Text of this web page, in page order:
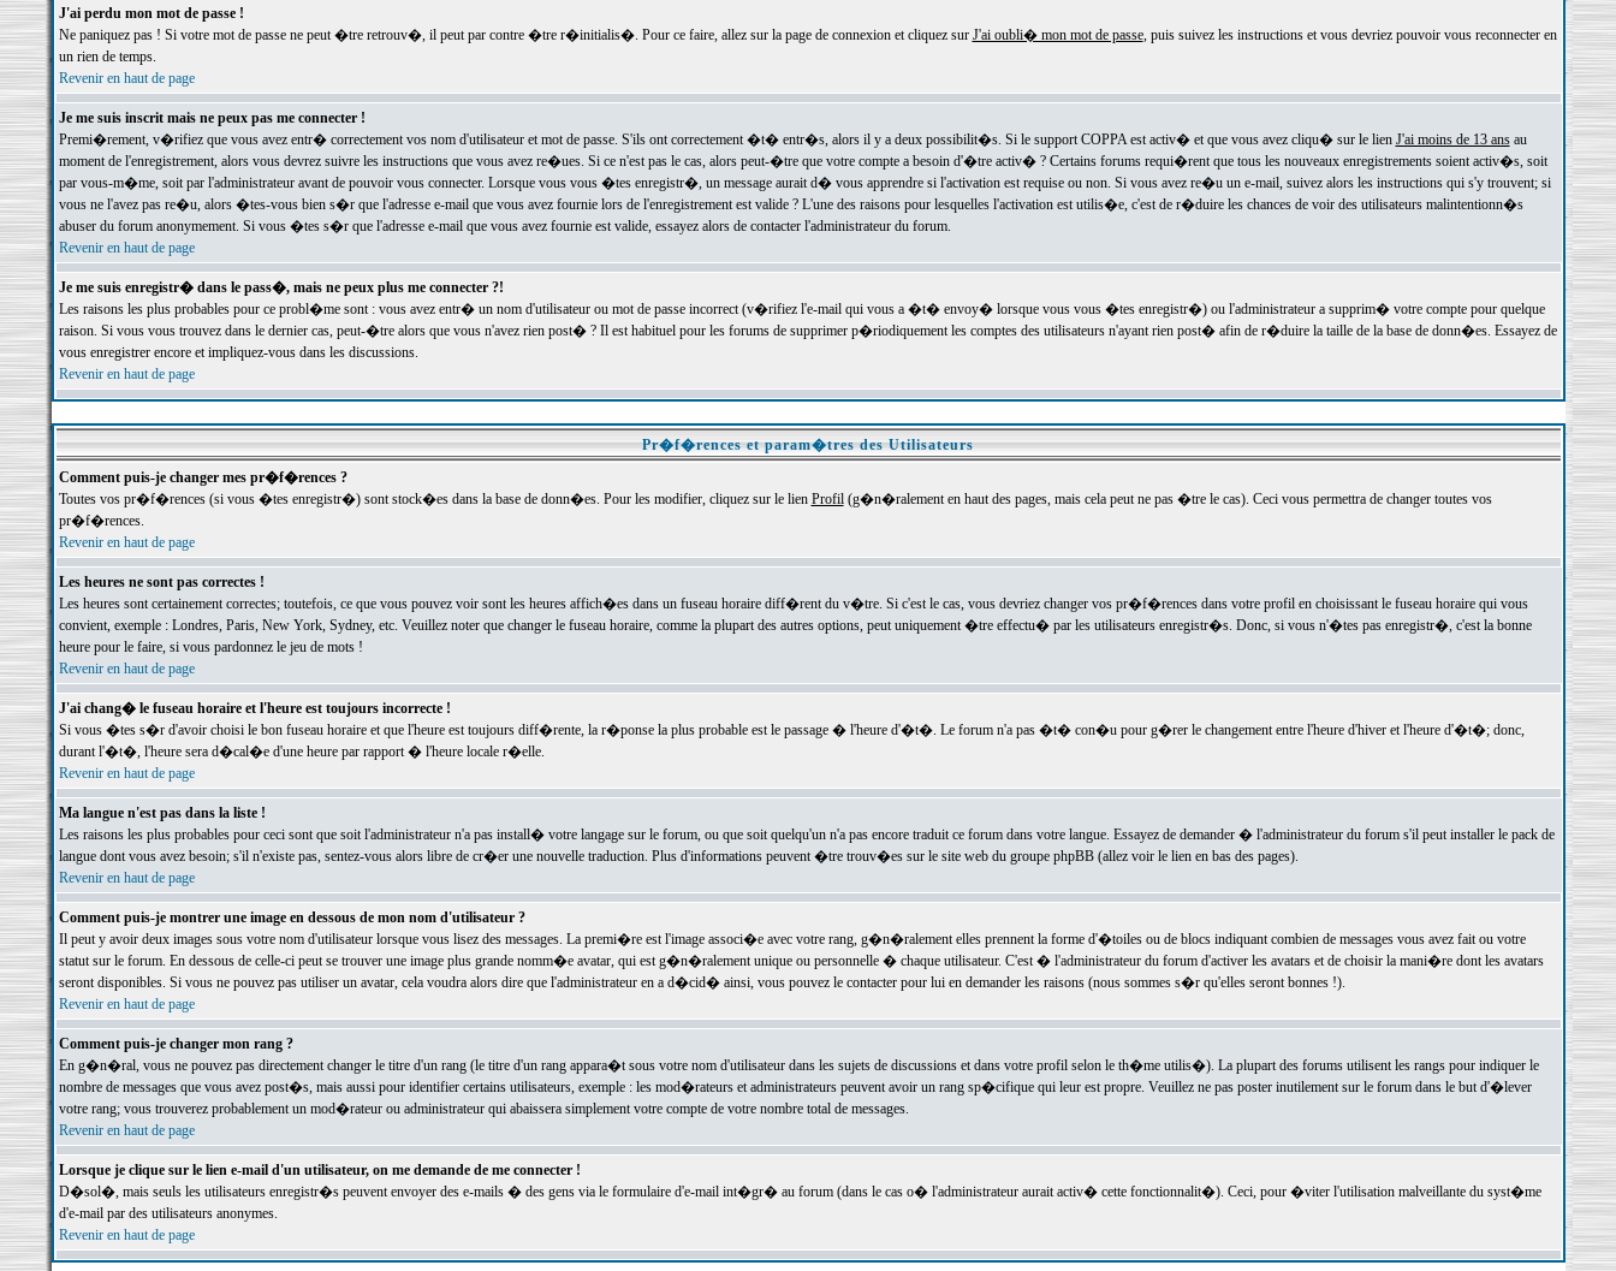
J'ai perdu mon mot de passe !
Ne paniquez pas ! Si votre mot de passe ne peut �tre retrouv�, il peut par contre �tre r�initialis�. Pour ce faire, allez sur la page de connexion et cliquez sur J'ai oubli� mon mot de passe, puis suivez les instructions et vous devriez pouvoir vous reconnecter en
un rien de temps.
Revenir en haut de page
Je me suis inscrit mais ne peux pas me connecter !
Premi�rement, v�rifiez que vous avez entr� correctement vos nom d'utilisateur et mot de passe. S'ils ont correctement �t� entr�s, alors il y a deux possibilit�s. Si le support COPPA est activ� et que vous avez cliqu� sur le lien J'ai moins de 13 ansau
moment de l'enregistrement, alors vous devrez suivre les instructions que vous avez re�ues. Si ce n'est pas le cas, alors peut-�tre que votre compte a besoin d'�tre activ� ? Certains forums requi�rent que tous les nouveaux enregistrements soient activ�s, soit
par vous-m�me, soit par l'administrateur avant de pouvoir vous connecter. Lorsque vous vous �tes enregistr�, un message aurait d� vous apprendre si l'activation est requise ou non. Si vous avez re�u un e-mail, suivez alors les instructions qui s'y trouvent; si
vous ne l'avez pas re�u, alors �tes-vous bien s�r que l'adresse e-mail que vous avez fournie lors de l'enregistrement est valide ? L'une des raisons pour lesquelles l'activation est utilis�e, c'est de r�duire les chances de voir des utilisateurs malintentionn�s
abuser du forum anonymement. Si vous �tes s�r que l'adresse e-mail que vous avez fournie est valide, essayez alors de contacter l'administrateur du forum.
Revenir en haut de page
Je me suis enregistr� dans le pass�, mais ne peux plus me connecter ?!
Les raisons les plus probables pour ce probl�me sont : vous avez entr� un nom d'utilisateur ou mot de passe incorrect (v�rifiez l'e-mail qui vous a �t� envoy� lorsque vous vous �tes enregistr�) ou l'administrateur a supprim� votre compte pour quelque
raison. Si vous vous trouvez dans le dernier cas, peut-�tre alors que vous n'avez rien post� ? Il est habituel pour les forums de supprimer p�riodiquement les comptes des utilisateurs n'ayant rien post� afin de r�duire la taille de la base de donn�es. Essayez de
vous enregistrer encore et impliquez-vous dans les discussions.
Revenir en haut de page
Pr�f�rences et param�tres des Utilisateurs
Comment puis-je changer mes pr�f�rences ?
Toutes vos pr�f�rences (si vous �tes enregistr�) sont stock�es dans la base de donn�es. Pour les modifier, cliquez sur le lien Profil(g�n�ralement en haut des pages, mais cela peut ne pas �tre le cas). Ceci vous permettra de changer toutes vos
pr�f�rences.
Revenir en haut de page
Les heures ne sont pas correctes !
Les heures sont certainement correctes; toutefois, ce que vous pouvez voir sont les heures affich�es dans un fuseau horaire diff�rent du v�tre. Si c'est le cas, vous devriez changer vos pr�f�rences dans votre profil en choisissant le fuseau horaire qui vous
convient, exemple : Londres, Paris, New York, Sydney, etc. Veuillez noter que changer le fuseau horaire, comme la plupart des autres options, peut uniquement �tre effectu� par les utilisateurs enregistr�s. Donc, si vous n'�tes pas enregistr�, c'est la bonne
heure pour le faire, si vous pardonnez le jeu de mots !
Revenir en haut de page
J'ai chang� le fuseau horaire et l'heure est toujours incorrecte !
Si vous �tes s�r d'avoir choisi le bon fuseau horaire et que l'heure est toujours diff�rente, la r�ponse la plus probable est le passage � l'heure d'�t�. Le forum n'a pas �t� con�u pour g�rer le changement entre l'heure d'hiver et l'heure d'�t�; donc,
durant l'�t�, l'heure sera d�cal�e d'une heure par rapport � l'heure locale r�elle.
Revenir en haut de page
Ma langue n'est pas dans la liste !
Les raisons les plus probables pour ceci sont que soit l'administrateur n'a pas install� votre langage sur le forum, ou que soit quelqu'un n'a pas encore traduit ce forum dans votre langue. Essayez de demander � l'administrateur du forum s'il peut installer le pack de
langue dont vous avez besoin; s'il n'existe pas, sentez-vous alors libre de cr�er une nouvelle traduction. Plus d'informations peuvent �tre trouv�es sur le site web du groupe phpBB (allez voir le lien en bas des pages).
Revenir en haut de page
Comment puis-je montrer une image en dessous de mon nom d'utilisateur ?
Il peut y avoir deux images sous votre nom d'utilisateur lorsque vous lisez des messages. La premi�re est l'image associ�e avec votre rang, g�n�ralement elles prennent la forme d'�toiles ou de blocs indiquant combien de messages vous avez fait ou votre
statut sur le forum. En dessous de celle-ci peut se trouver une image plus grande nomm�e avatar, qui est g�n�ralement unique ou personnelle � chaque utilisateur. C'est � l'administrateur du forum d'activer les avatars et de choisir la mani�re dont les avatars
seront disponibles. Si vous ne pouvez pas utiliser un avatar, cela voudra alors dire que l'administrateur en a d�cid� ainsi, vous pouvez le contacter pour lui en demander les raisons (nous sommes s�r qu'elles seront bonnes !).
Revenir en haut de page
Comment puis-je changer mon rang ?
En g�n�ral, vous ne pouvez pas directement changer le titre d'un rang (le titre d'un rang appara�t sous votre nom d'utilisateur dans les sujets de discussions et dans votre profil selon le th�me utilis�). La plupart des forums utilisent les rangs pour indiquer le
nombre de messages que vous avez post�s, mais aussi pour identifier certains utilisateurs, exemple : les mod�rateurs et administrateurs peuvent avoir un rang sp�cifique qui leur est propre. Veuillez ne pas poster inutilement sur le forum dans le but d'�lever
votre rang; vous trouverez probablement un mod�rateur ou administrateur qui abaissera simplement votre compte de votre nombre total de messages.
Revenir en haut de page
Lorsque je clique sur le lien e-mail d'un utilisateur, on me demande de me connecter !
D�sol�, mais seuls les utilisateurs enregistr�s peuvent envoyer des e-mails � des gens via le formulaire d'e-mail int�gr� au forum (dans le cas o� l'administrateur aurait activ� cette fonctionnalit�). Ceci, pour �viter l'utilisation malveillante du syst�me
d'e-mail par des utilisateurs anonymes.
Revenir en haut de page